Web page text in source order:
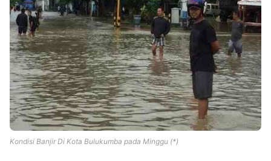
Kondisi Banjir Di Kota Bulukumba pada Minggu (*)